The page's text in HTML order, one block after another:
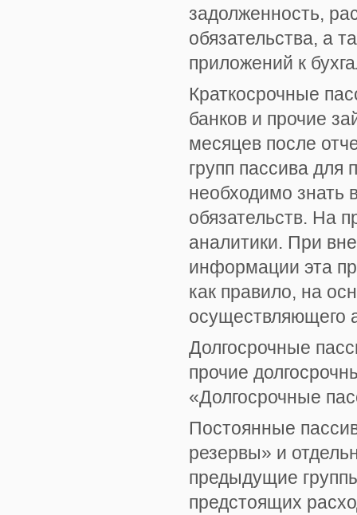
задолженность,
обязательства, а
приложений к
Краткосрочные
банков и прочие
месяцев после
групп пассива для
необходимо знать
обязательств. На
аналитики. При
информации эта
как правило, на
осуществляющего
Долгосрочные
прочие
«Долгосрочные
Постоянные
резервы» и
предыдущие
предстоящих